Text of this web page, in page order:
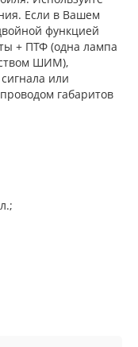
Если в Вашем
функцией
+ ПТФ (одна лампа
ШИМ),
или
габаритов